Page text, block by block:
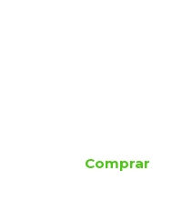
Comprar